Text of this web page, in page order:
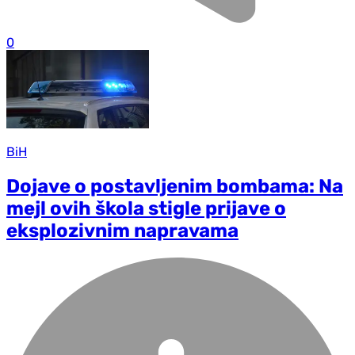
0
BiH
Dojave o postavljenim bombama: Na
mejl ovih škola stigle prijave o
eksplozivnim napravama